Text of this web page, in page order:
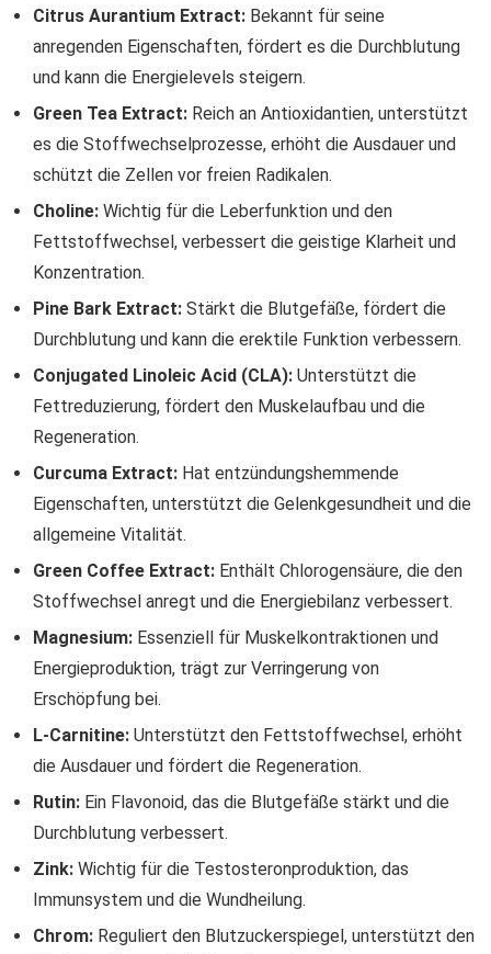
Citrus Aurantium Extract: Bekannt für seine
anregenden Eigenschaften, fördert es die Durchblutung
und kann die Energielevels steigern.
Green Tea Extract: Reich an Antioxidantien, unterstützt
es die Stoffwechselprozesse, erhöht die Ausdauer und
schützt die Zellen vor freien Radikalen.
Choline: Wichtig für die Leberfunktion und den
Fettstoffwechsel, verbessert die geistige Klarheit und
Konzentration.
Pine Bark Extract: Stärkt die Blutgefäße, fördert die
Durchblutung und kann die erektile Funktion verbessern.
Conjugated Linoleic Acid (CLA): Unterstützt die
Fettreduzierung, fördert den Muskelaufbau und die
Regeneration.
Curcuma Extract: Hat entzündungshemmende
Eigenschaften, unterstützt die Gelenkgesundheit und die
allgemeine Vitalität.
Green Coffee Extract: Enthält Chlorogensäure, die den
Stoffwechsel anregt und die Energiebilanz verbessert.
Magnesium: Essenziell für Muskelkontraktionen und
Energieproduktion, trägt zur Verringerung von
Erschöpfung bei.
L-Carnitine: Unterstützt den Fettstoffwechsel, erhöht
die Ausdauer und fördert die Regeneration.
Rutin: Ein Flavonoid, das die Blutgefäße stärkt und die
Durchblutung verbessert.
Zink: Wichtig für die Testosteronproduktion, das
Immunsystem und die Wundheilung.
Chrom: Reguliert den Blutzuckerspiegel, unterstützt den